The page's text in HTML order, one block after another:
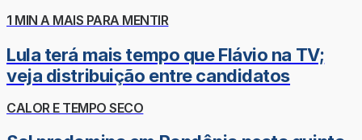
1 MIN A MAIS PARA MENTIR
Lula terá mais tempo que Flávio na TV;
veja distribuição entre candidatos
CALOR E TEMPO SECO